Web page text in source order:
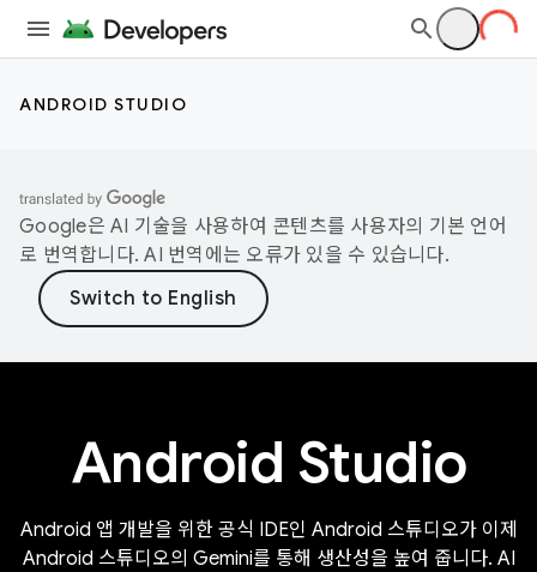
ANDROID STUDIO
Google은 AI 기술을 사용하여 콘텐츠를 사용자의 기본 언어
로 번역합니다. AI 번역에는 오류가 있을 수 있습니다.
Android Studio
Android 앱 개발을 위한 공식 IDE인 Android 스튜디오가 이제
Android 스튜디오의 Gemini를 통해 생산성을 높여 줍니다. AI